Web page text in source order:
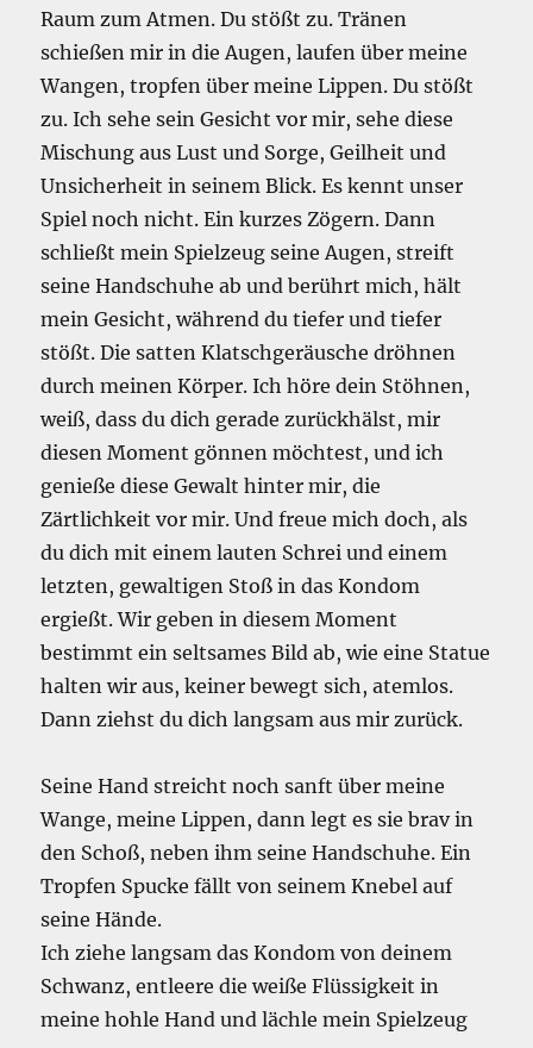
Raum zum Atmen. Du stößt zu. Tränen
schießen mir in die Augen, laufen über meine
Wangen, tropfen über meine Lippen. Du stößt
zu. Ich sehe sein Gesicht vor mir, sehe diese
Mischung aus Lust und Sorge, Geilheit und
Unsicherheit in seinem Blick. Es kennt unser
Spiel noch nicht. Ein kurzes Zögern. Dann
schließt mein Spielzeug seine Augen, streift
seine Handschuhe ab und berührt mich, hält
mein Gesicht, während du tiefer und tiefer
stößt. Die satten Klatschgeräusche dröhnen
durch meinen Körper. Ich höre dein Stöhnen,
weiß, dass du dich gerade zurückhälst, mir
diesen Moment gönnen möchtest, und ich
genieße diese Gewalt hinter mir, die
Zärtlichkeit vor mir. Und freue mich doch, als
du dich mit einem lauten Schrei und einem
letzten, gewaltigen Stoß in das Kondom
ergießt. Wir geben in diesem Moment
bestimmt ein seltsames Bild ab, wie eine Statue
halten wir aus, keiner bewegt sich, atemlos.
Dann ziehst du dich langsam aus mir zurück.
Seine Hand streicht noch sanft über meine
Wange, meine Lippen, dann legt es sie brav in
den Schoß, neben ihm seine Handschuhe. Ein
Tropfen Spucke fällt von seinem Knebel auf
seine Hände.
Ich ziehe langsam das Kondom von deinem
Schwanz, entleere die weiße Flüssigkeit in
meine hohle Hand und lächle mein Spielzeug